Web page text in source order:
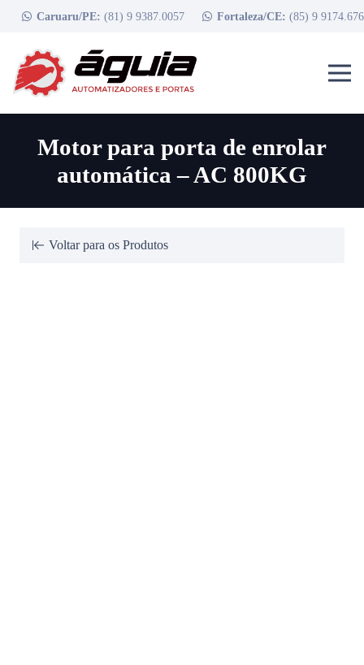
Caruaru/PE: (81) 9 9387.0057 Fortaleza/CE: (85) 9
Motor para porta de enrolar
automática – AC 800KG
Voltar para os Produtos